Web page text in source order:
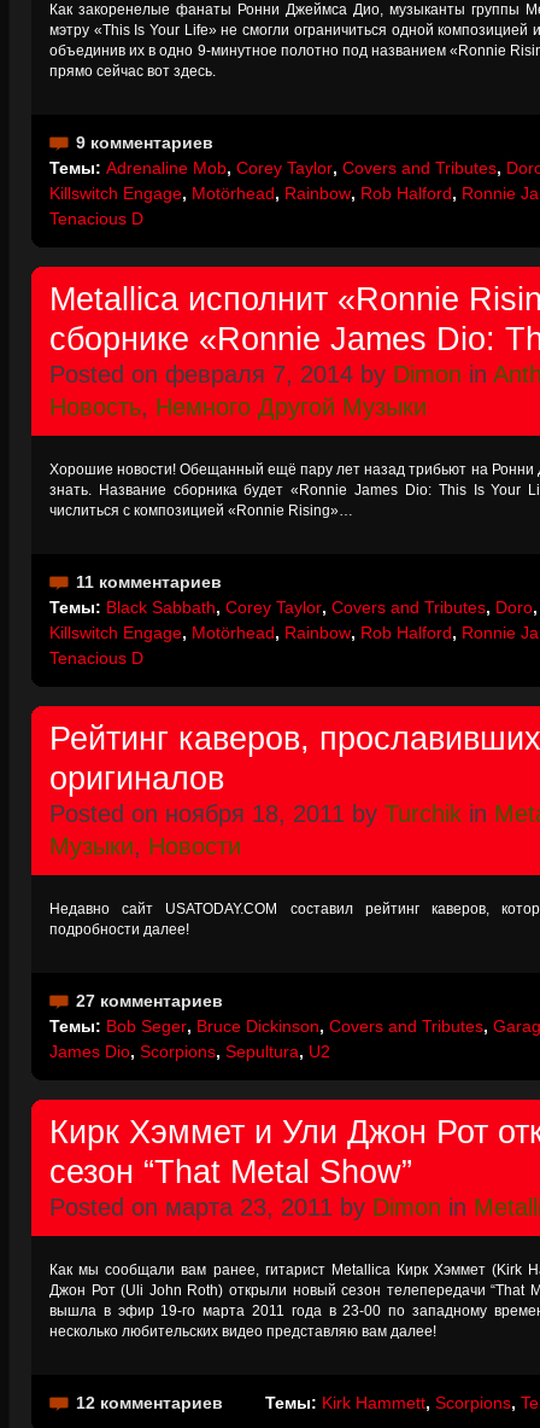
Как закоренелые фанаты Ронни Джеймса Дио, музыканты группы
мэтру «This Is Your Life» не смогли ограничиться одной композицией
объединив их в одно 9-минутное полотно под названием «Ronnie
прямо сейчас вот здесь.
9 комментариев
Темы: Adrenaline Mob, Corey Taylor, Covers and Tributes,
Killswitch Engage, Motörhead, Rainbow, Rob Halford, Ronnie
Tenacious D
Metallica исполнит «Ronnie
сборнике «Ronnie James Dio:
Posted on февраля 7, 2014 by Dimon in
Новость, Немного Другой Музыки
Хорошие новости! Обещанный ещё пару лет назад трибьют на Ронни
знать. Название сборника будет «Ronnie James Dio: This Is Your
числиться с композицией «Ronnie Rising»…
11 комментариев
Темы: Black Sabbath, Corey Taylor, Covers and Tributes, Doro
Killswitch Engage, Motörhead, Rainbow, Rob Halford, Ronnie
Tenacious D
Рейтинг каверов,
оригиналов
Posted on ноября 18, 2011 by Turchik in
Музыки, Новости
Недавно сайт USATODAY.COM составил рейтинг каверов,
подробности далее!
27 комментариев
Темы: Bob Seger, Bruce Dickinson, Covers and Tributes,
James Dio, Scorpions, Sepultura, U2
Кирк Хэммет и Ули Джон Рот
сезон “That Metal Show”
Posted on марта 23, 2011 by Dimon in
Как мы сообщали вам ранее, гитарист Metallica Кирк Хэммет (Kirk
Джон Рот (Uli John Roth) открыли новый сезон телепередачи “That
вышла в эфир 19-го марта 2011 года в 23-00 по западному
несколько любительских видео представляю вам далее!
12 комментариев Темы: Kirk Hammett, Scorpions,